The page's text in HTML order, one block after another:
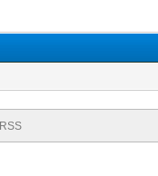
RSS